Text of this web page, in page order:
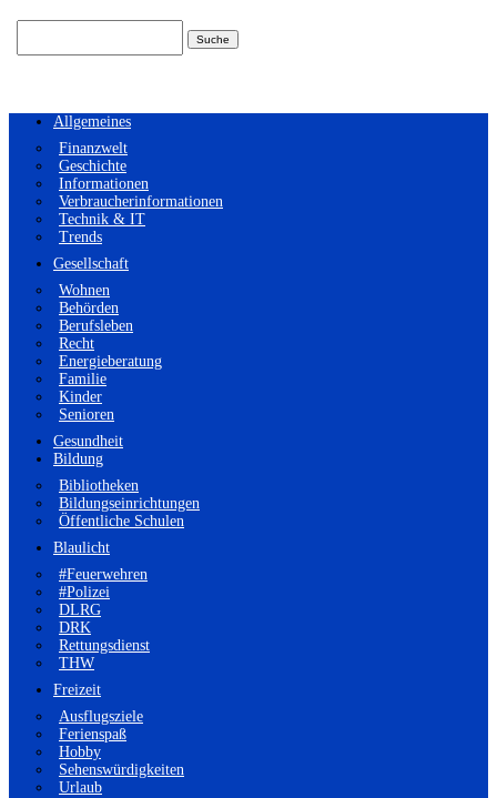
Allgemeines
Finanzwelt
Geschichte
Informationen
Verbraucherinformationen
Technik & IT
Trends
Gesellschaft
Wohnen
Behörden
Berufsleben
Recht
Energieberatung
Familie
Kinder
Senioren
Gesundheit
Bildung
Bibliotheken
Bildungseinrichtungen
Öffentliche Schulen
Blaulicht
#Feuerwehren
#Polizei
DLRG
DRK
Rettungsdienst
THW
Freizeit
Ausflugsziele
Ferienspaß
Hobby
Sehenswürdigkeiten
Urlaub